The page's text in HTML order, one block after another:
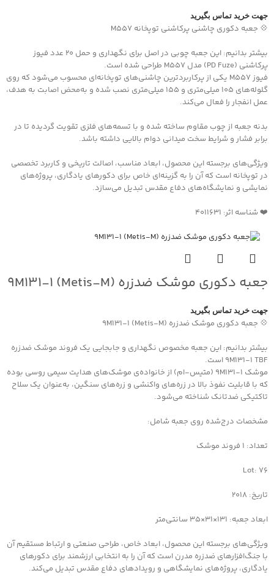
جهت خرید تماس بگیرید
💠 جعبه دکوری چاشنی پرکاشنی توپخانه M557
بیشتر بدانیم: این جعبه چوبی در اصل برای نگهداری و حمل ۲۰ عدد فیوز
پرکاشنی (PD Fuze) مدل M557 طراحی شده است.
فیوز M557 یکی از پرکاربردترین چاشنی‌های توپخانه‌ای محسوب می‌شود که روی
گلوله‌های ۱۰۵ میلی‌متری و ۱۵۵ میلی‌متری نصب شده و به‌محض اصابت به هدف،
عمل انفجار را فعال می‌کند.
بدنه جعبه از چوب مقاوم ساخته شده و با تسمه‌های فلزی تقویت گردیده تا در
برابر فشار و شرایط سخت میدانی دوام بالایی داشته باشد.
ویژگی‌های برجسته این محصول، ابعاد مناسب، اصالت تاریخی و کاربرد تخصصی
در توپخانه است که آن را به گزینه‌ای خاص برای دکورهای یادگاری، پروژه‌های
نمایشی و نمایشگاه‌های دفاع مقدس تبدیل می‌سازد.
❤️ شناسه اثر: 4011631
جعبه دکوری موشک ضدزره 9M131-1 (Metis-M)
جهت خرید تماس بگیرید
💠 جعبه دکوری موشک ضدزره 9M131-1 (Metis-M)
بیشتر بدانیم: این جعبه مخصوص نگهداری و جابجایی یک فروند موشک ضدزره
9M131-1 TBF است.
موشک 9M131-1 (متیس-ام) از خانواده‌ی موشک‌های هدایت سیمی روسی بوده
که با قابلیت نفوذ بالا در زره‌های واکنشی و زره‌های سنگین، به‌عنوان یک سلاح
تاکتیکی ضدتانک شناخته می‌شود.
مشخصات درج‌شده روی جعبه شامل:
تعداد: 1 فروند موشک
Lot: 76
تاریخ: 2018
ابعاد جعبه: 131×31×35 سانتی‌متر
ویژگی‌های برجسته این محصول، ابعاد خاص، طراحی صنعتی و ارتباط مستقیم آن
با جنگ‌افزارهای ضدزره مدرن است که آن را به انتخابی ارزشمند برای دکورهای
یادگاری، پروژه‌های نمایشگاهی و رویدادهای دفاع مقدس تبدیل می‌کند.